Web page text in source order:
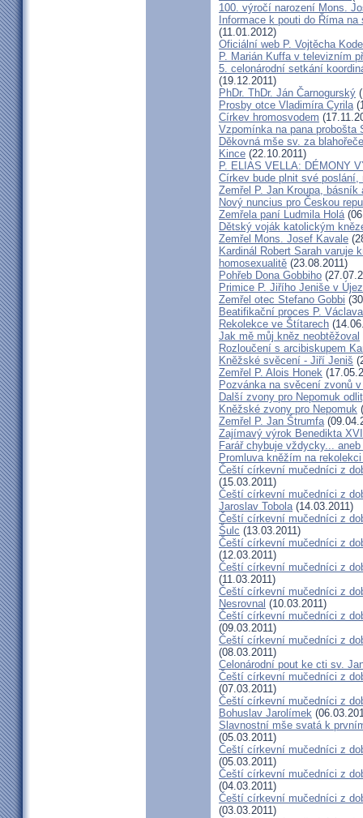
100. výročí narození Mons.
Informace k pouti do Říma
(11.01.2012)
Oficiální web P. Vojtěcha
P. Marián Kuffa v televizním
5. celonárodní setkání
(19.12.2011)
PhDr. ThDr. Ján Čarnogurský
Prosby otce Vladimíra Cyrila
Církev hromosvodem
Vzpomínka na pana probošta
Děkovná mše sv. za
Kince (22.10.2011)
P. ELIAS VELLA: DÉMONY
Církev bude plnit své
Zemřel P. Jan Kroupa, básník
Nový nuncius pro Českou
Zemřela paní Ludmila Holá
Dětský voják katolickým
Zemřel Mons. Josef Kavale
Kardinál Robert Sarah varuje
homosexualitě (23.08.2011)
Pohřeb Dona Gobbiho
Primice P. Jiřího Jeniše v
Zemřel otec Stefano Gobbi
Beatifikační proces P.
Rekolekce ve Štítarech
Jak mě můj kněz neobtěžoval
Rozloučení s arcibiskupem
Kněžské svěcení - Jiří Jeniš
Zemřel P. Alois Honek
Pozvánka na svěcení zvonů
Další zvony pro Nepomuk
Kněžské zvony pro Nepomuk
Zemřel P. Jan Štrumfa
Zajímavý výrok Benedikta
Farář chybuje vždycky...
Promluva kněžím na
Čeští církevní mučedníci z
(15.03.2011)
Čeští církevní mučedníci z
Jaroslav Tobola(14.03.2011)
Čeští církevní mučedníci z
Šulc (13.03.2011)
Čeští církevní mučedníci z
(12.03.2011)
Čeští církevní mučedníci z
(11.03.2011)
Čeští církevní mučedníci z
Nesrovnal (10.03.2011)
Čeští církevní mučedníci z
(09.03.2011)
Čeští církevní mučedníci z
(08.03.2011)
Celonárodní pout ke cti sv.
Čeští církevní mučedníci z
(07.03.2011)
Čeští církevní mučedníci z
Bohuslav Jarolímek
Slavnostní mše svatá k
(05.03.2011)
Čeští církevní mučedníci z
(05.03.2011)
Čeští církevní mučedníci z
(04.03.2011)
Čeští církevní mučedníci z
(03.03.2011)